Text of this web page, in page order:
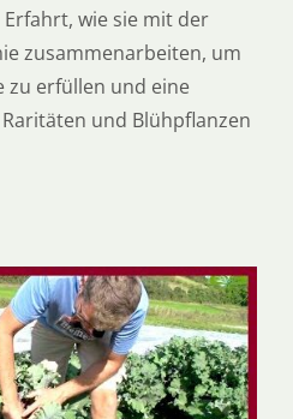
wie sie mit der
zusammenarbeiten, um
zu erfüllen und eine
und Blühpflanzen